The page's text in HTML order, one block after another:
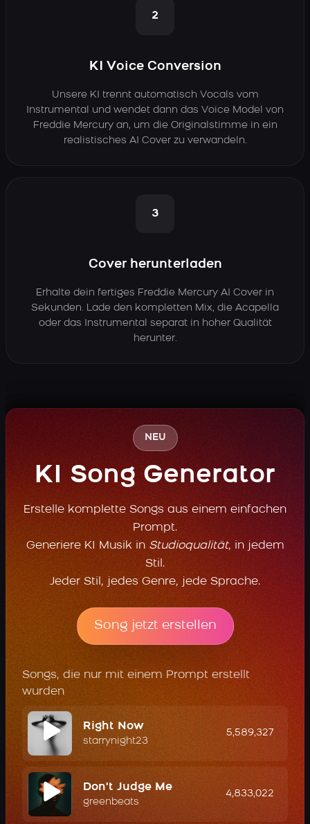
2
KI Voice Conversion
Unsere KI trennt automatisch Vocals vom
Instrumental und wendet dann das Voice Model von
Freddie Mercury an, um die Originalstimme in ein
realistisches AI Cover zu verwandeln.
3
Cover herunterladen
Erhalte dein fertiges Freddie Mercury AI Cover in
Sekunden. Lade den kompletten Mix, die Acapella
oder das Instrumental separat in hoher Qualität
herunter.
NEU
KI Song Generator
Erstelle komplette Songs aus einem einfachen
Prompt.
Generiere KI Musik in Studioqualität, in jedem
Stil.
Jeder Stil, jedes Genre, jede Sprache.
Song jetzt erstellen
Songs, die nur mit einem Prompt erstellt
wurden
Right Now
starrynight23
5,589,327
Don't Judge Me
greenbeats
4,833,022